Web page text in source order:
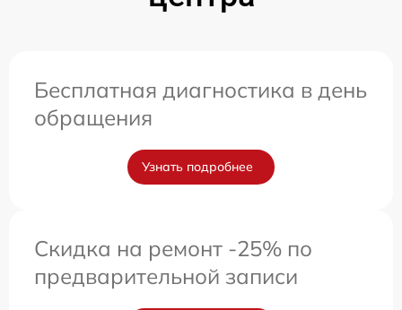
Бесплатная диагностика в день
обращения
Узнать подробнее
Скидка на ремонт -25% по
предварительной записи